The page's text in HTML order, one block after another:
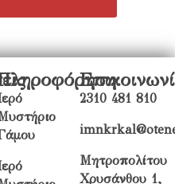
2310 481 810
Μητροπολίτου
Χρυσάνθου 1,